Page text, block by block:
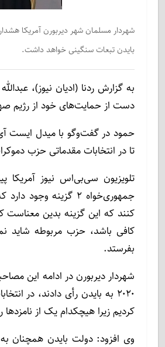
شهردار مسلمان شهر دیربورن آمریکا
بایدن تبعات سنگینی خواهد داشت.
به گزارش ردنا (ادیان نیوز)،
دست از حمایت‌های خود از رژیم صهیونیستی
حمود در گفت‌وگو با میدل ایست
تا در انتخابات مقدماتی حزب
تلویزیون سی‌بی‌اس نیوز آمریکا
جمهوری‌خواه ۲
کنند که این گزینه بدین معناست
کافی باشد، حزب مربوطه شاید
بفرستد.
۲۰۲۰ به بایدن رأی دادند، در
کردیم زیرا هیچکدام یک از نامزدها
وی افزود: دولت بایدن همچنان